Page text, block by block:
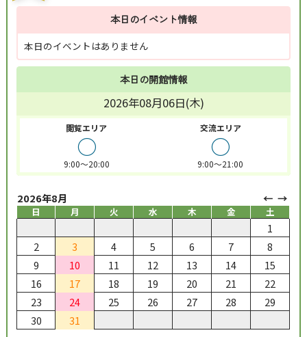
本日のイベント情報
本日のイベントはありません
本日の開館情報
2026年08月06日(木)
閲覧エリア
○
9:00～20:00
交流エリア
○
9:00～21:00
2026年8月
日 月 火 水 木 金 土
1
2
3 4 5 6 7
8
9
10 11 12 13 14
15
16
17 18 19 20 21
22
23
24 25 26 27 28
29
30
31